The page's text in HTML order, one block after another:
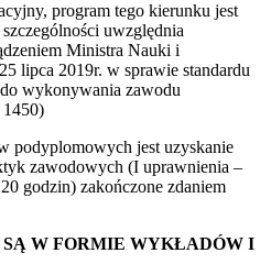
program tego kierunku jest
uwzględnia
Ministra Nauki i
lipca 2019r. w sprawie standardu
wykonywania zawodu
podyplomowych jest uzyskanie
zawodowych (I uprawnienia –
godzin) zakończone zdaniem
W FORMIE WYKŁADÓW I